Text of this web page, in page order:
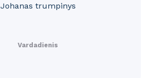
Johanas trumpinys
Vardadienis